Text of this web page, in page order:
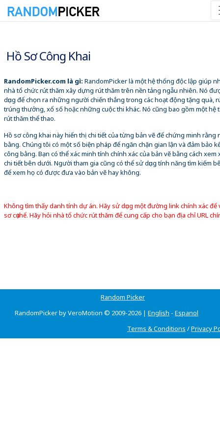
Hồ Sơ Công Khai
RandomPicker.com là gì: RandomPicker là một hệ thống độc lập giúp
nhà tổ chức rút thăm xây dựng rút thăm trên nền tảng ngẫu nhiên. Nó
dụng để chọn ra những người chiến thắng trong các hoạt động tặng quà,
trúng thưởng, xổ số hoặc những cuộc thi khác. Nó cũng bao gồm một hệ
rút thăm thể thao.
Hồ sơ công khai này hiển thị chi tiết của từng bản vẽ để chứng minh rằng
bằng. Chúng tôi có một số biện pháp để ngăn chặn gian lận và đảm bảo
công bằng. Bạn có thể xác minh tính chính xác của bản vẽ bằng cách xem
chi tiết bên dưới. Người tham gia cũng có thể sử dụng tính năng tìm kiếm
để xem họ có được đưa vào bản vẽ hay không.
Không tìm thấy danh tính dự án. Hãy sử dụng một đường link chính xác để
sơ cụ thể. Hãy hỏi nhà tổ chức rút thăm để cung cấp cho bạn địa chỉ URL
Random Picker
RandomPicker by VeroMotion © 2009-2026 | English - Espanol
Terms & Conditions /Privacy